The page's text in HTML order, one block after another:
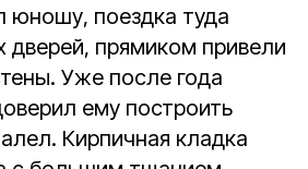
юношу, поездка туда
дверей, прямиком привели
Уже после года
ему построить
Кирпичная кладка